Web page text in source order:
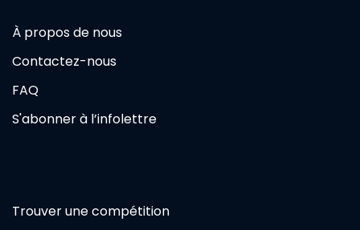
À propos de nous
Contactez-nous
FAQ
S'abonner à l’infolettre
Trouver une compétition